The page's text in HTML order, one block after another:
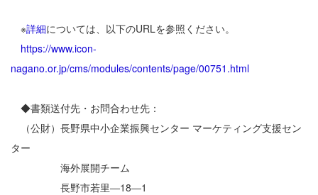
※詳細については、以下のURLを参照ください。
https://www.icon-
nagano.or.jp/cms/modules/contents/page/00751.html
◆書類送付先・お問合わせ先：
（公財）長野県中小企業振興センター マーケティング支援セン
ター
海外展開チーム
長野市若里―18―1